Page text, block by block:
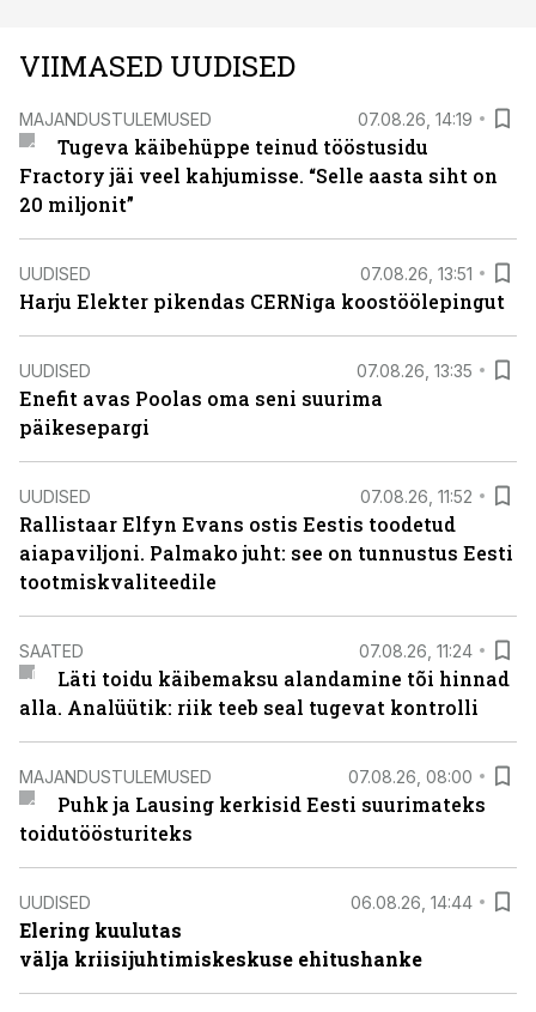
VIIMASED UUDISED
MAJANDUSTULEMUSED 07.08.26, 14:19
Tugeva käibehüppe teinud tööstusidu
Fractory jäi veel kahjumisse. “Selle aasta siht on
20 miljonit”
UUDISED 07.08.26, 13:51
Harju Elekter pikendas CERNiga koostöölepingut
UUDISED 07.08.26, 13:35
Enefit avas Poolas oma seni suurima
päikesepargi
UUDISED 07.08.26, 11:52
Rallistaar Elfyn Evans ostis Eestis toodetud
aiapaviljoni. Palmako juht: see on tunnustus Eesti
tootmiskvaliteedile
SAATED 07.08.26, 11:24
Läti toidu käibemaksu alandamine tõi hinnad
alla. Analüütik: riik teeb seal tugevat kontrolli
MAJANDUSTULEMUSED 07.08.26, 08:00
Puhk ja Lausing kerkisid Eesti suurimateks
toidutöösturiteks
UUDISED 06.08.26, 14:44
Elering kuulutas
välja kriisijuhtimiskeskuse ehitushanke